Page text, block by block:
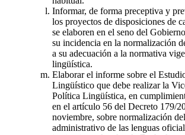
Informar, de forma preceptiva y
los proyectos de disposiciones de
se elaboren en el seno del
su incidencia en la normalización
a su adecuación a la normativa
lingüística.
Elaborar el informe sobre el
Lingüístico que debe realizar la
Política Lingüística, en
en el artículo 56 del Decreto 179/
noviembre, sobre normalización
administrativo de las lenguas